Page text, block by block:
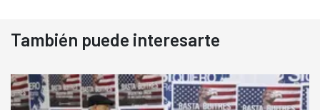
También puede interesarte